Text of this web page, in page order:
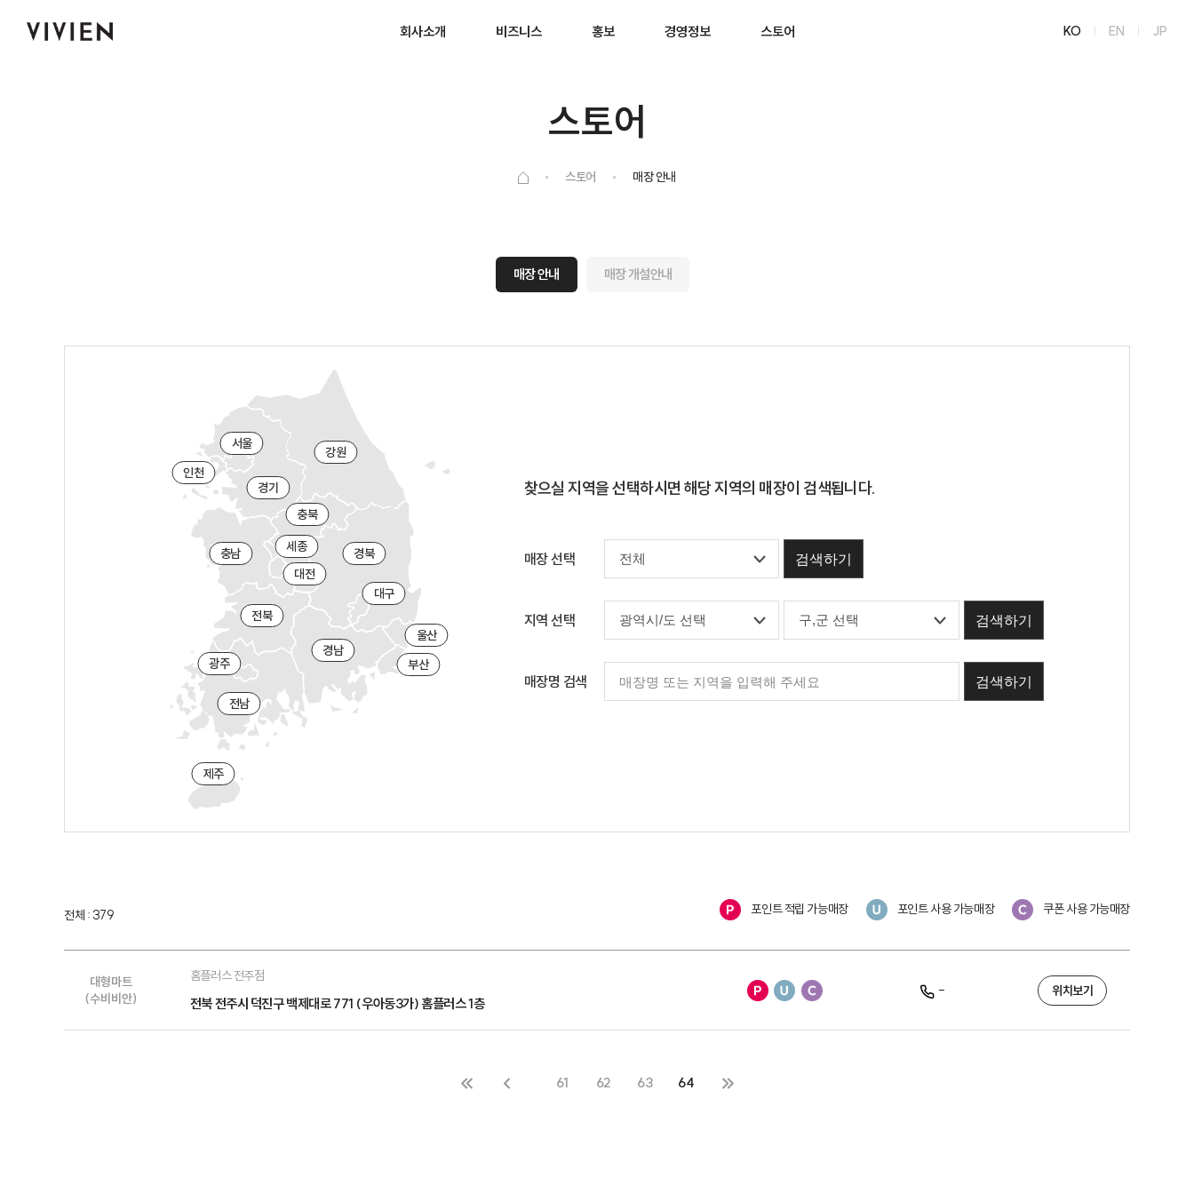
회사소개 비즈니스 홍보 경영정보 스토어 KO EN JP
스토어
스토어 매장 안내
매장 안내 매장 개설안내
서울
부산
대구
인천
광주
대전
울산
세종
경기
강원
충북
충남
전북
전남
경북
경남
제주
찾으실 지역을 선택하시면해당 지역의 매장이 검색됩니다.
매장 선택
지역 선택
매장명 검색
전체 : 379 포인트 적립 가능매장 포인트 사용 가능매장 쿠폰 사용 가능매장
대형마트
(수비비안)
홈플러스 전주점
전북 전주시 덕진구 백제대로 771 (우아동3가) 홈플러스 1층
- 위치보기
61 62 63 64